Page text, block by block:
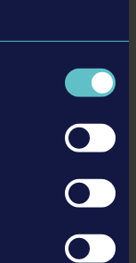
oder höher |
Entertainment
or
DLC